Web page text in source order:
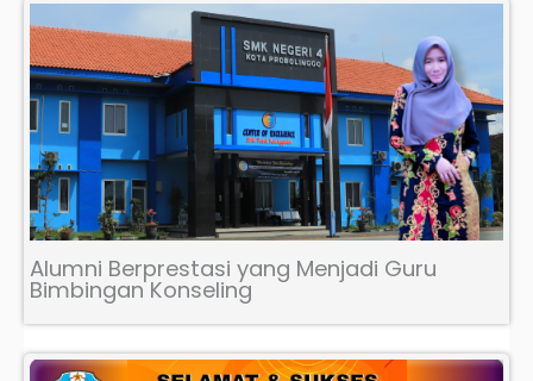
Alumni Berprestasi yang Menjadi Guru
Bimbingan Konseling